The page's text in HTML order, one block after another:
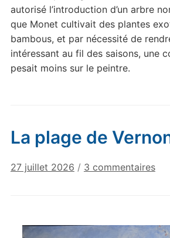
autorisé l’introduction d’un arbre
que Monet cultivait des plantes
bambous, et par nécessité de
intéressant au fil des saisons, une
pesait moins sur le peintre.
La plage de
27 juillet 2026 / 3 commentairessur